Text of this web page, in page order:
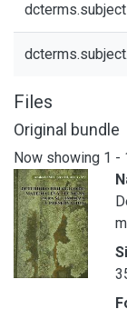
dcterms.subject
Files
Original bundle
Now showing 1 -